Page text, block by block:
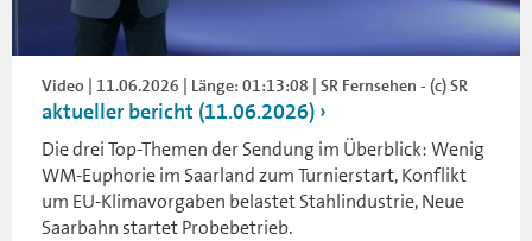
Video | 11.06.2026 | Länge: 01:13:08 | SR Fernsehen - (c) SR
aktueller bericht (11.06.2026)
Die drei Top-Themen der Sendung im Überblick: Wenig
WM-Euphorie im Saarland zum Turnierstart, Konflikt
um EU-Klimavorgaben belastet Stahlindustrie, Neue
Saarbahn startet Probebetrieb.